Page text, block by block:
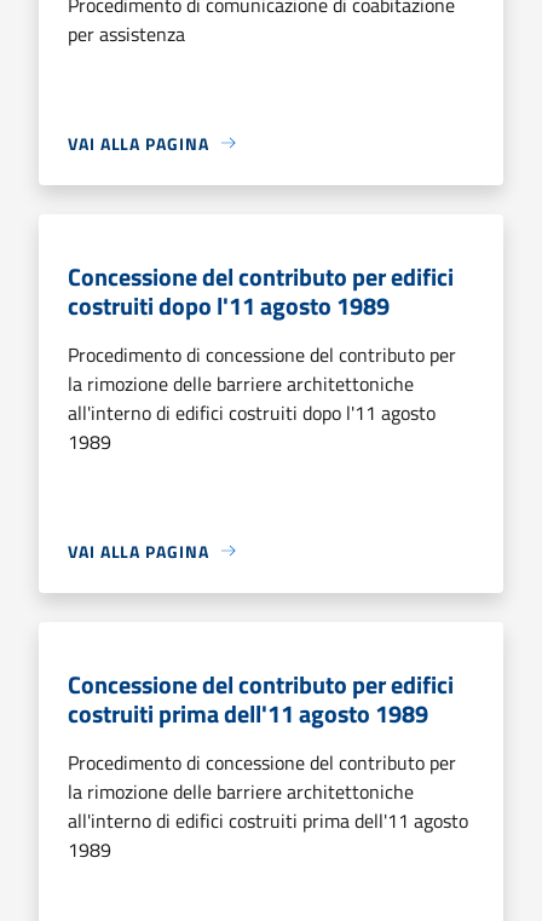
per assistenza
VAI ALLA PAGINA
Concessione del contributo per edifici
costruiti dopo l'11 agosto 1989
Procedimento di concessione del contributo per
la rimozione delle barriere architettoniche
all'interno di edifici costruiti dopo l'11 agosto
1989
VAI ALLA PAGINA
Concessione del contributo per edifici
costruiti prima dell'11 agosto 1989
Procedimento di concessione del contributo per
la rimozione delle barriere architettoniche
all'interno di edifici costruiti prima dell'11 agosto
1989